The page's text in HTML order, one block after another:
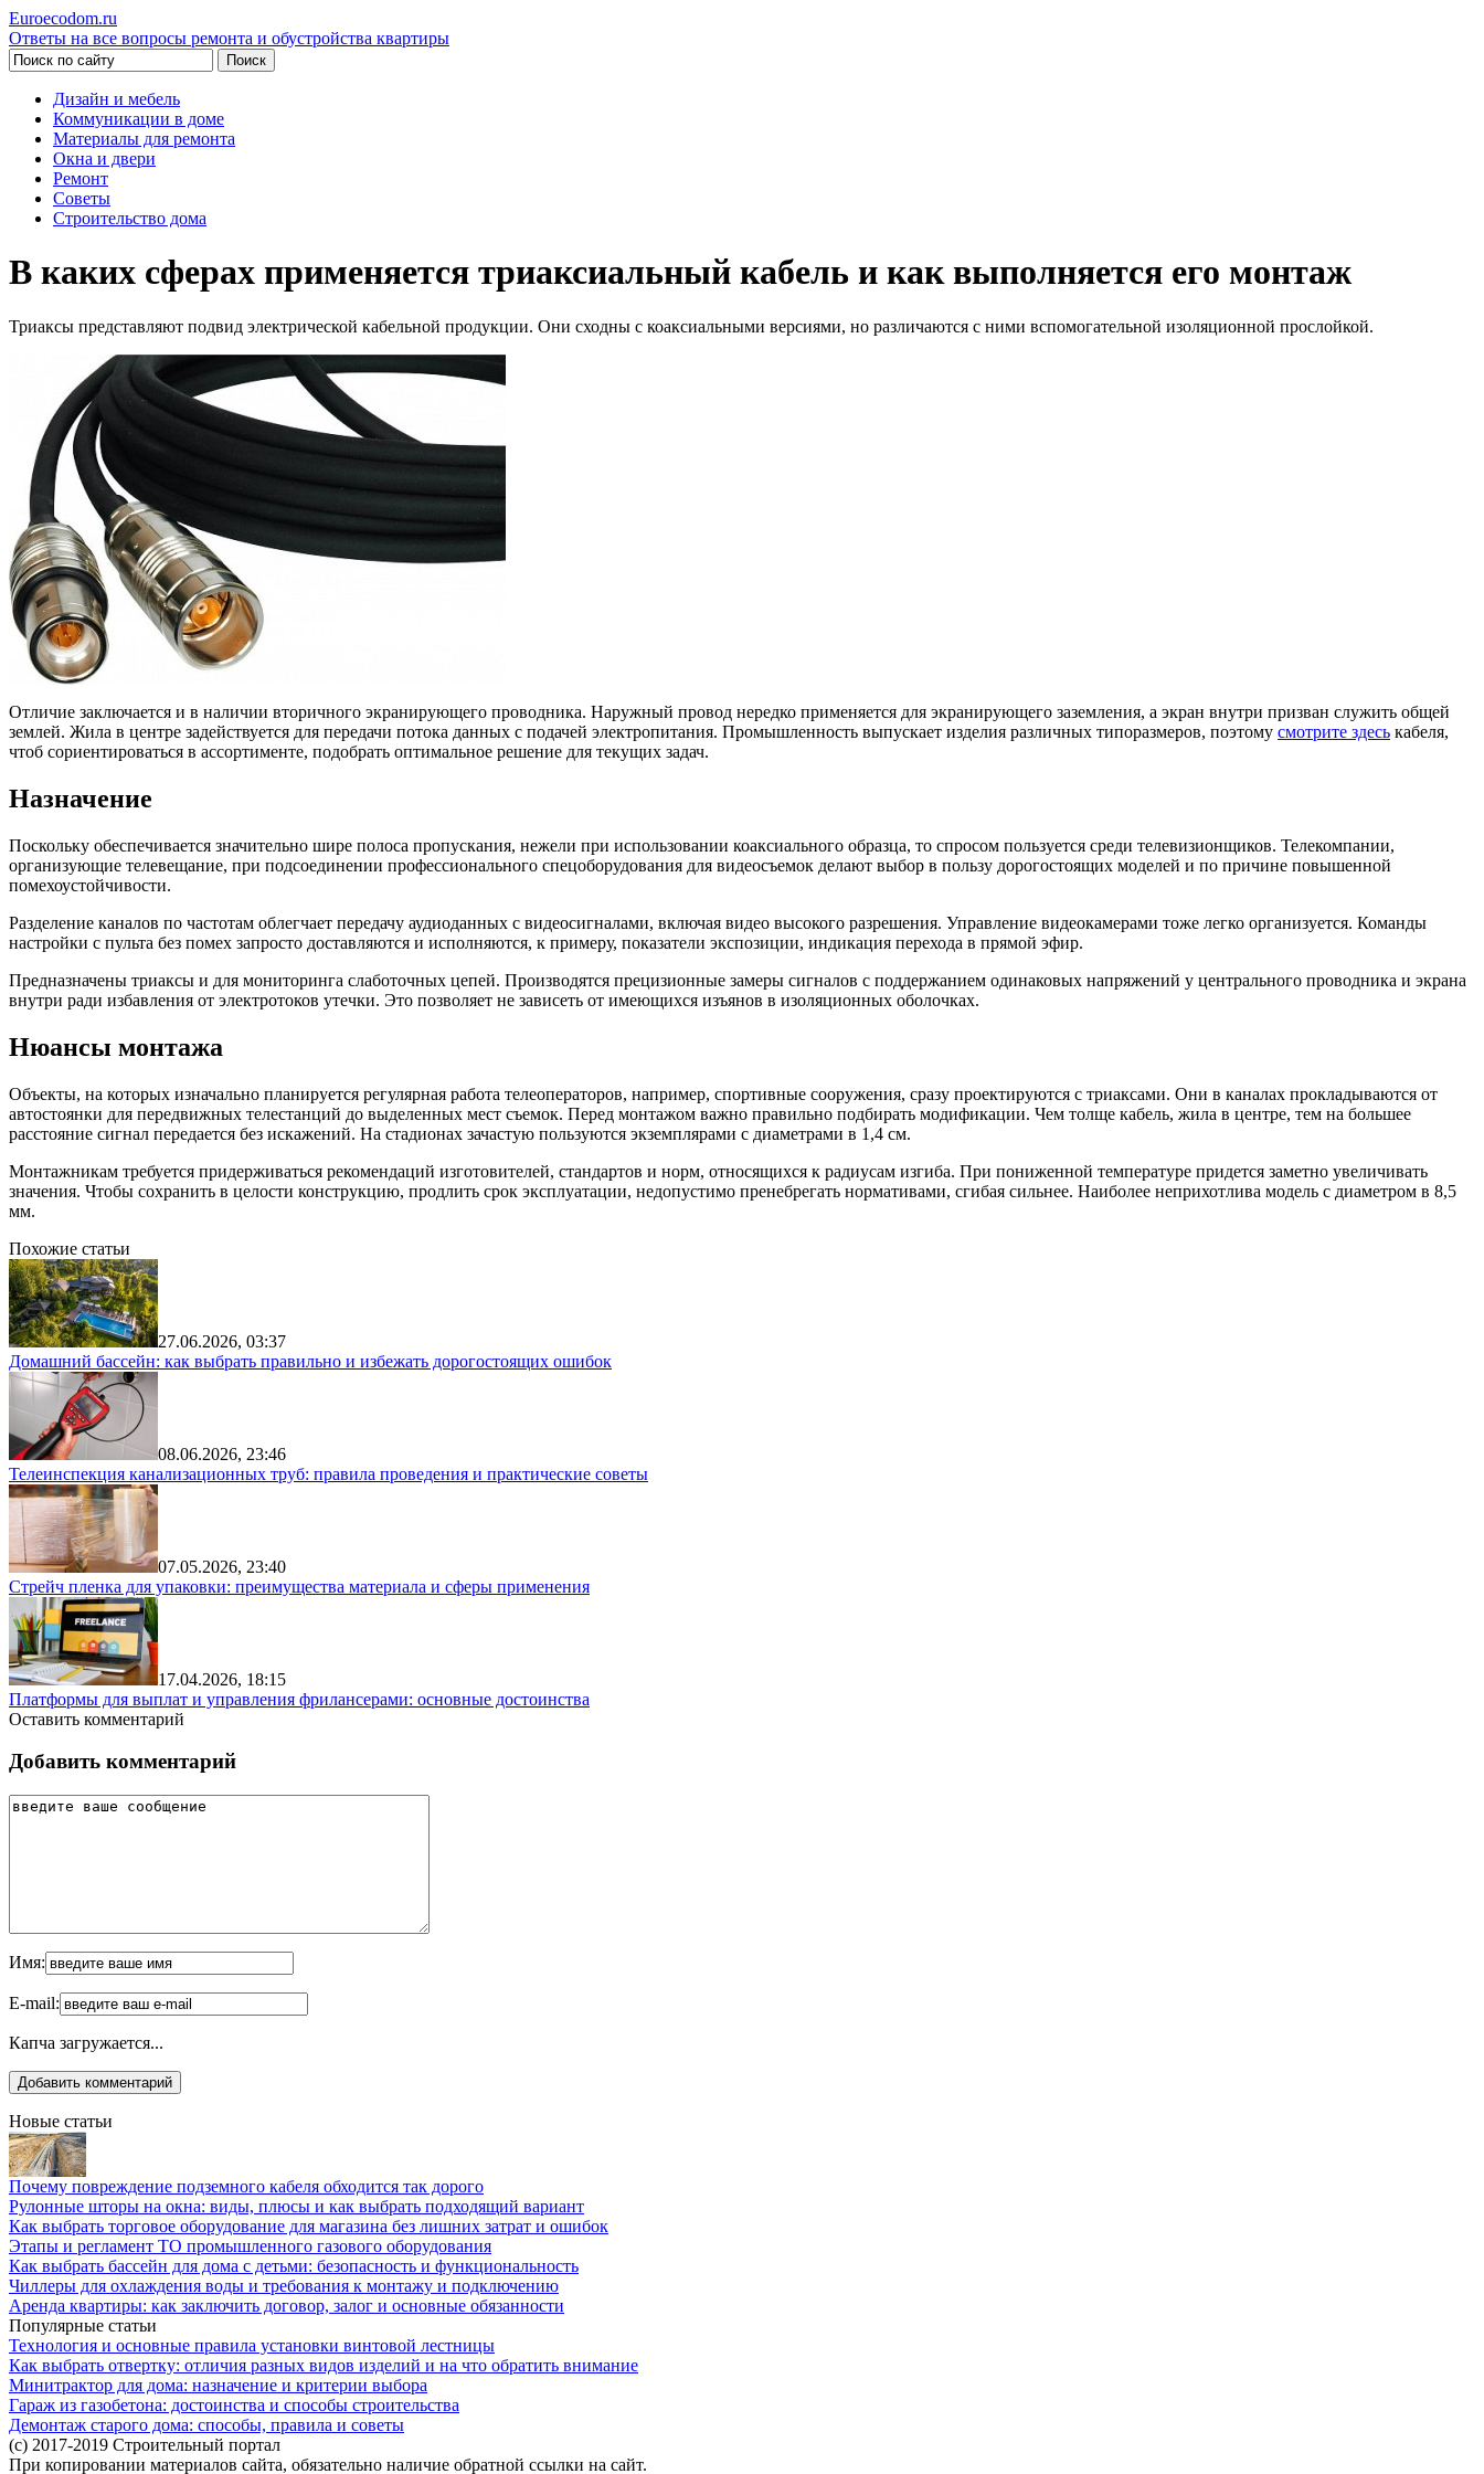
Euroecodom.ru
Ответы на все вопросы ремонта и обустройства квартиры
Дизайн и мебель
Коммуникации в доме
Материалы для ремонта
Окна и двери
Ремонт
Советы
Строительство дома
В каких сферах применяется триаксиальный кабель и как выполняется его монтаж
Триаксы представляют подвид электрической кабельной продукции. Они сходны с коаксиальными версиями, но различаются с ними вспомогательной изоляционной прослойкой.
Отличие заключается и в наличии вторичного экранирующего проводника. Наружный провод нередко применяется для экранирующего заземления, а экран внутри призван служить общей
землей. Жила в центре задействуется для передачи потока данных с подачей электропитания. Промышленность выпускает изделия различных типоразмеров, поэтому смотрите здесь кабеля,
чтоб сориентироваться в ассортименте, подобрать оптимальное решение для текущих задач.
Назначение
Поскольку обеспечивается значительно шире полоса пропускания, нежели при использовании коаксиального образца, то спросом пользуется среди телевизионщиков. Телекомпании,
организующие телевещание, при подсоединении профессионального спецоборудования для видеосъемок делают выбор в пользу дорогостоящих моделей и по причине повышенной
помехоустойчивости.
Разделение каналов по частотам облегчает передачу аудиоданных с видеосигналами, включая видео высокого разрешения. Управление видеокамерами тоже легко организуется. Команды
настройки с пульта без помех запросто доставляются и исполняются, к примеру, показатели экспозиции, индикация перехода в прямой эфир.
Предназначены триаксы и для мониторинга слаботочных цепей. Производятся прецизионные замеры сигналов с поддержанием одинаковых напряжений у центрального проводника и экрана
внутри ради избавления от электротоков утечки. Это позволяет не зависеть от имеющихся изъянов в изоляционных оболочках.
Нюансы монтажа
Объекты, на которых изначально планируется регулярная работа телеоператоров, например, спортивные сооружения, сразу проектируются с триаксами. Они в каналах прокладываются от
автостоянки для передвижных телестанций до выделенных мест съемок. Перед монтажом важно правильно подбирать модификации. Чем толще кабель, жила в центре, тем на большее
расстояние сигнал передается без искажений. На стадионах зачастую пользуются экземплярами с диаметрами в 1,4 см.
Монтажникам требуется придерживаться рекомендаций изготовителей, стандартов и норм, относящихся к радиусам изгиба. При пониженной температуре придется заметно увеличивать
значения. Чтобы сохранить в целости конструкцию, продлить срок эксплуатации, недопустимо пренебрегать нормативами, сгибая сильнее. Наиболее неприхотлива модель с диаметром в 8,5
мм.
Похожие статьи
27.06.2026, 03:37
Домашний бассейн: как выбрать правильно и избежать дорогостоящих ошибок
08.06.2026, 23:46
Телеинспекция канализационных труб: правила проведения и практические советы
07.05.2026, 23:40
Стрейч пленка для упаковки: преимущества материала и сферы применения
17.04.2026, 18:15
Платформы для выплат и управления фрилансерами: основные достоинства
Оставить комментарий
Добавить комментарий
Имя:
E-mail:
Капча загружается...
Новые статьи
Почему повреждение подземного кабеля обходится так дорого
Рулонные шторы на окна: виды, плюсы и как выбрать подходящий вариант
Как выбрать торговое оборудование для магазина без лишних затрат и ошибок
Этапы и регламент ТО промышленного газового оборудования
Как выбрать бассейн для дома с детьми: безопасность и функциональность
Чиллеры для охлаждения воды и требования к монтажу и подключению
Аренда квартиры: как заключить договор, залог и основные обязанности
Популярные статьи
Технология и основные правила установки винтовой лестницы
Как выбрать отвертку: отличия разных видов изделий и на что обратить внимание
Минитрактор для дома: назначение и критерии выбора
Гараж из газобетона: достоинства и способы строительства
Демонтаж старого дома: способы, правила и советы
(c) 2017-2019 Строительный портал
При копировании материалов сайта, обязательно наличие обратной ссылки на сайт.